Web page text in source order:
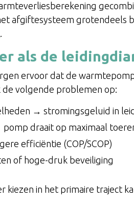
afgiftesysteem grotendeels
.
als de
ervoor dat de
volgende problemen op:
→ stromingsgeluid in
draait op maximaal
efficiëntie (COP/SCOP)
of hoge-druk beveiliging
kiezen in het primaire traject